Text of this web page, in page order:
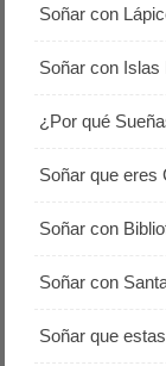
Soñar con
Soñar con Islas
¿Por qué
Soñar que eres
Soñar con
Soñar con
Soñar que